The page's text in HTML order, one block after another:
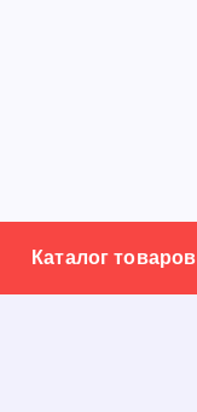
Каталог товаров